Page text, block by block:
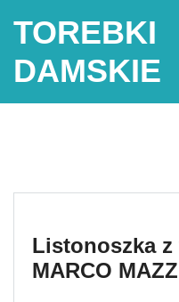
TOREBKI
DAMSKIE
Listonoszka z
MARCO